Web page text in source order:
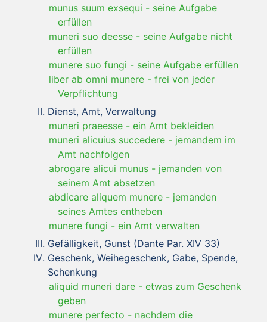
munus suum exsequi - seine Aufgabe
erfüllen
muneri suo deesse - seine Aufgabe nicht
erfüllen
munere suo fungi - seine Aufgabe erfüllen
liber ab omni munere - frei von jeder
Verpflichtung
Dienst, Amt, Verwaltung
muneri praeesse - ein Amt bekleiden
muneri alicuius succedere - jemandem im
Amt nachfolgen
abrogare alicui munus - jemanden von
seinem Amt absetzen
abdicare aliquem munere - jemanden
seines Amtes entheben
munere fungi - ein Amt verwalten
Gefälligkeit, Gunst (Dante Par. XIV 33)
Geschenk, Weihegeschenk, Gabe, Spende,
Schenkung
aliquid muneri dare - etwas zum Geschenk
geben
munere perfecto - nachdem die